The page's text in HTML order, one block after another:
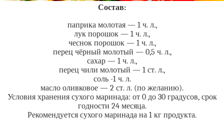
Состав:
паприка молотая — 1 ч. л.,
лук порошок — 1 ч. л.,
чеснок порошок — 1 ч. л.,
перец чёрный молотый — 0,5 ч. л.,
сахар — 1 ч. л.,
перец чили молотый — 1 ст. л.,
соль -1 ч. л.
масло оливковое — 2 ст. л. (по желанию).
Условия хранения сухого маринада: от 0 до 30 градусов, срок
годности 24 месяца.
Рекомендуется сухого маринада на 1 кг продукта.